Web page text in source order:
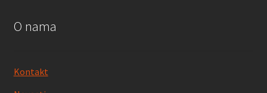
O nama
Kontakt